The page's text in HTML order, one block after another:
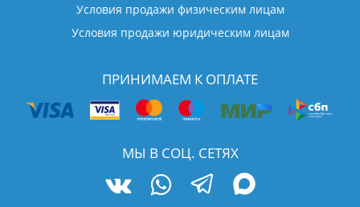
Условия продажи физическим лицам
Условия продажи юридическим лицам
ПРИНИМАЕМ К ОПЛАТЕ
МЫ В СОЦ. СЕТЯХ